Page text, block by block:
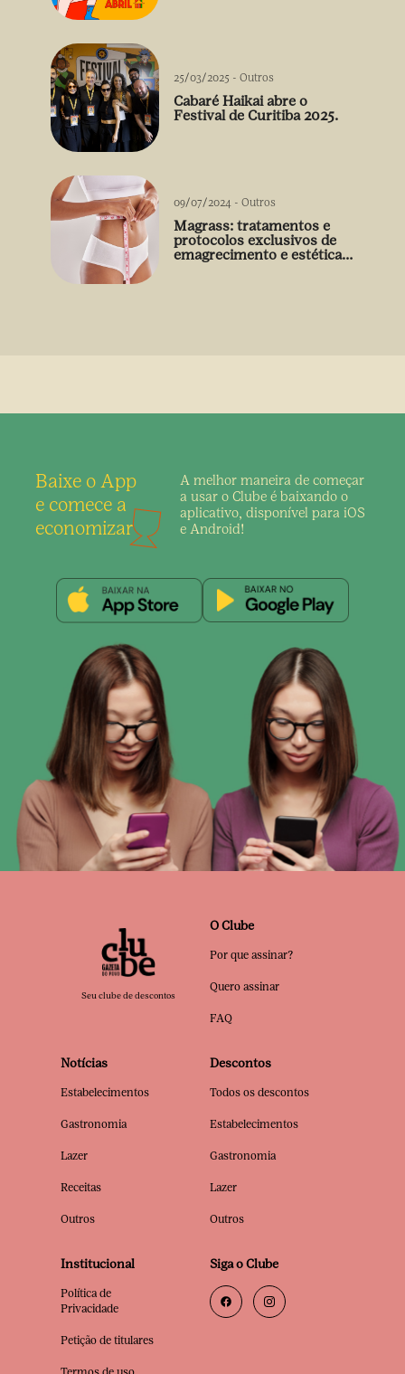
25/03/2025 - Outros
Cabaré Haikai abre o
Festival de Curitiba 2025.
09/07/2024 - Outros
Magrass: tratamentos e
protocolos exclusivos de
emagrecimento e estética
Baixe o App
e comece a
economizar
A melhor maneira de começar
a usar o Clube é baixando o
aplicativo, disponível para iOS
e Android!
Seu clube de descontos
O Clube
Por que assinar?
Quero assinar
FAQ
Notícias
Estabelecimentos
Gastronomia
Lazer
Receitas
Outros
Descontos
Todos os descontos
Estabelecimentos
Gastronomia
Lazer
Outros
Institucional
Política de
Privacidade
Petição de titulares
Siga o Clube